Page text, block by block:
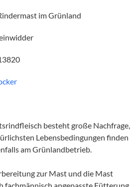
im Grünland
besteht große Nachfrage,
Lebensbedingungen finden
am Grünlandbetrieb.
zur Mast und die Mast
fachmännisch angepasste Fütterung